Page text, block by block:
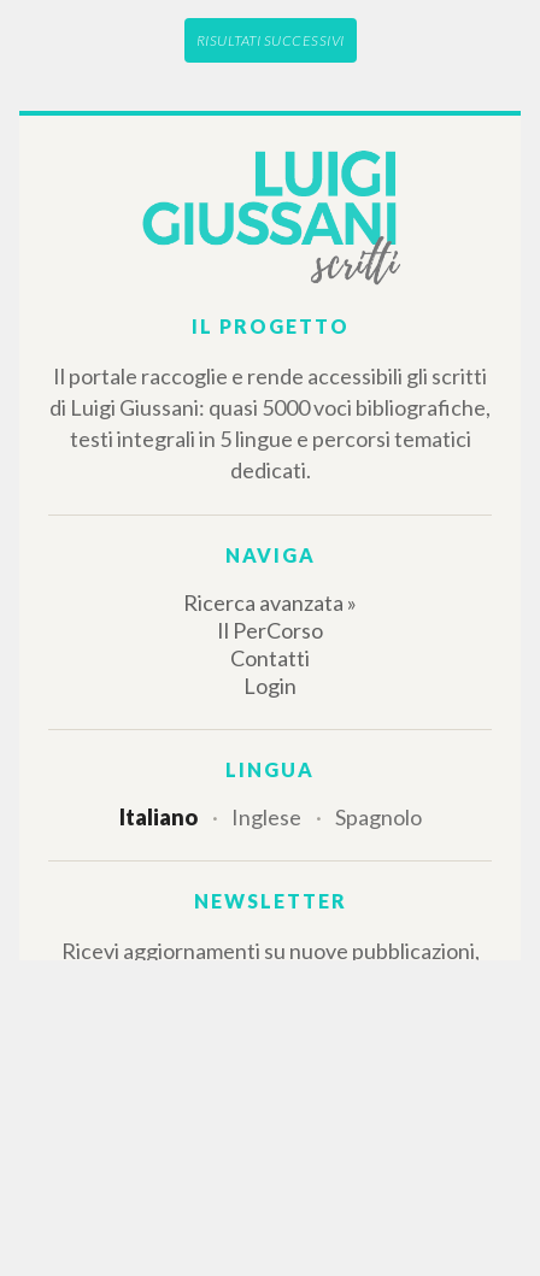
RISULTATI SUCCESSIVI
IL PROGETTO
Il portale raccoglie e rende accessibili gli scritti
di Luigi Giussani: quasi 5000 voci bibliografiche,
testi integrali in 5 lingue e percorsi tematici
dedicati.
NAVIGA
Ricerca avanzata »
Il PerCorso
Contatti
Login
LINGUA
Italiano Inglese Spagnolo
NEWSLETTER
Ricevi aggiornamenti su nuove pubblicazioni,